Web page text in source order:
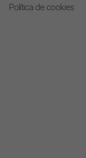
Política de cookies